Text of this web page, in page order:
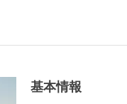
基本情報